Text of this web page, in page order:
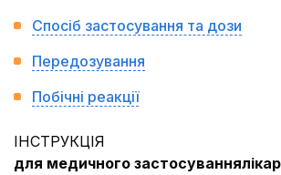
Спосіб застосування та дози
Передозування
Побічні реакції
ІНСТРУКЦІЯ
для медичного застосування